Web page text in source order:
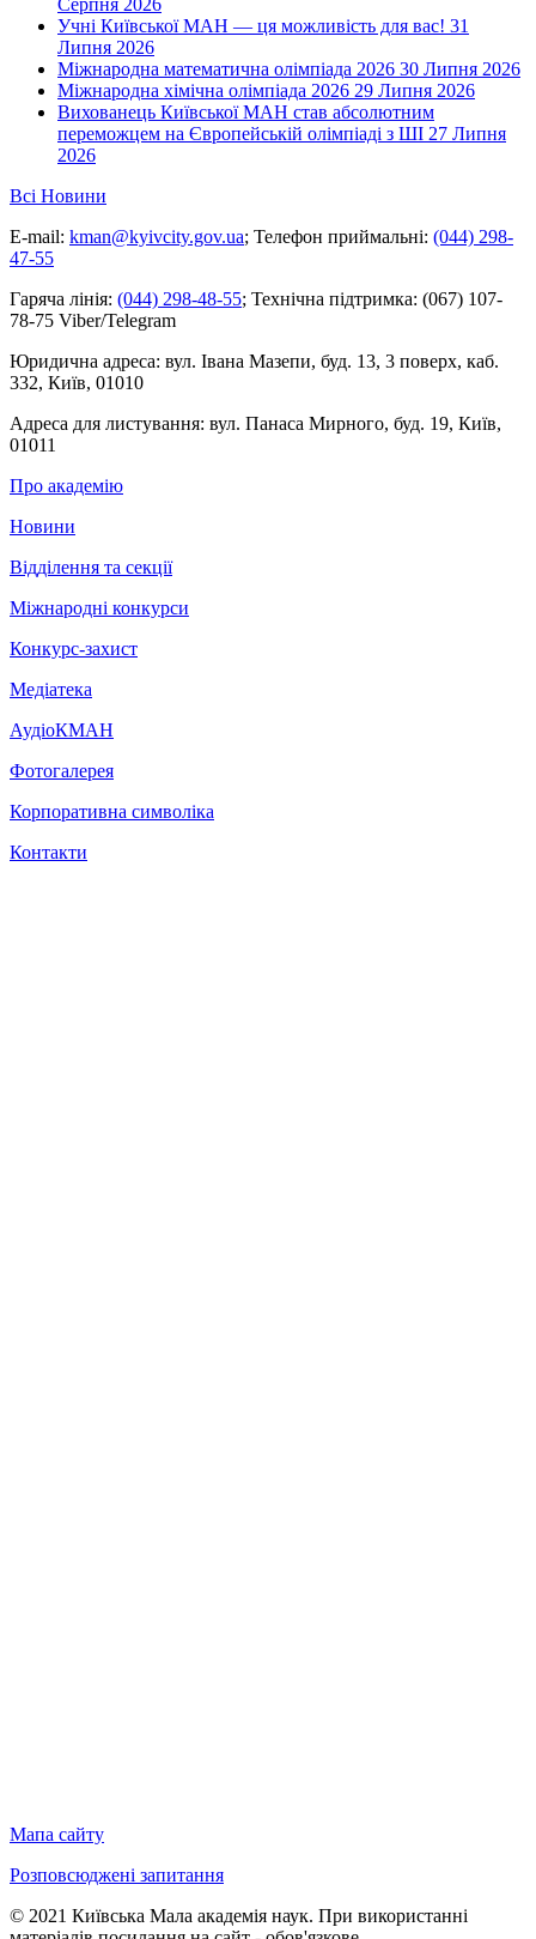
Серпня 2026
Учні Київської МАН — ця можливість для вас! 31
Липня 2026
Міжнародна математична олімпіада 2026 30 Липня 2026
Міжнародна хімічна олімпіада 2026 29 Липня 2026
Вихованець Київської МАН став абсолютним
переможцем на Європейській олімпіаді з ШІ 27 Липня
2026
Всі Новини
E-mail: kman@kyivcity.gov.ua; Телефон приймальні: (044) 298-
47-55
Гаряча лінія: (044) 298-48-55; Технічна підтримка: (067) 107-
78-75 Viber/Telegram
Юридична адреса: вул. Івана Мазепи, буд. 13, 3 поверх, каб.
332, Київ, 01010
Адреса для листування: вул. Панаса Мирного, буд. 19, Київ,
01011
Про академію
Новини
Відділення та секції
Міжнародні конкурси
Конкурс-захист
Медіатека
АудіоКМАН
Фотогалерея
Корпоративна символіка
Контакти
Мапа сайту
Розповсюджені запитання
© 2021 Київська Мала академія наук. При використанні